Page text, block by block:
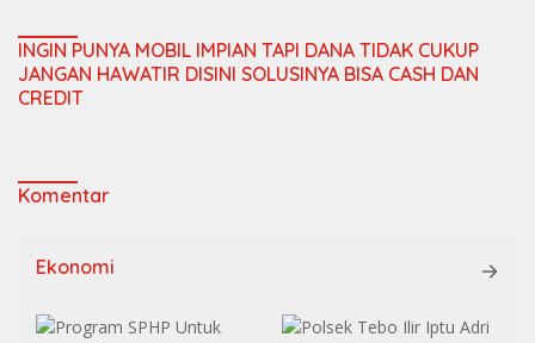
INGIN PUNYA MOBIL IMPIAN TAPI DANA TIDAK CUKUP
JANGAN HAWATIR DISINI SOLUSINYA BISA CASH DAN
CREDIT
Komentar
Ekonomi